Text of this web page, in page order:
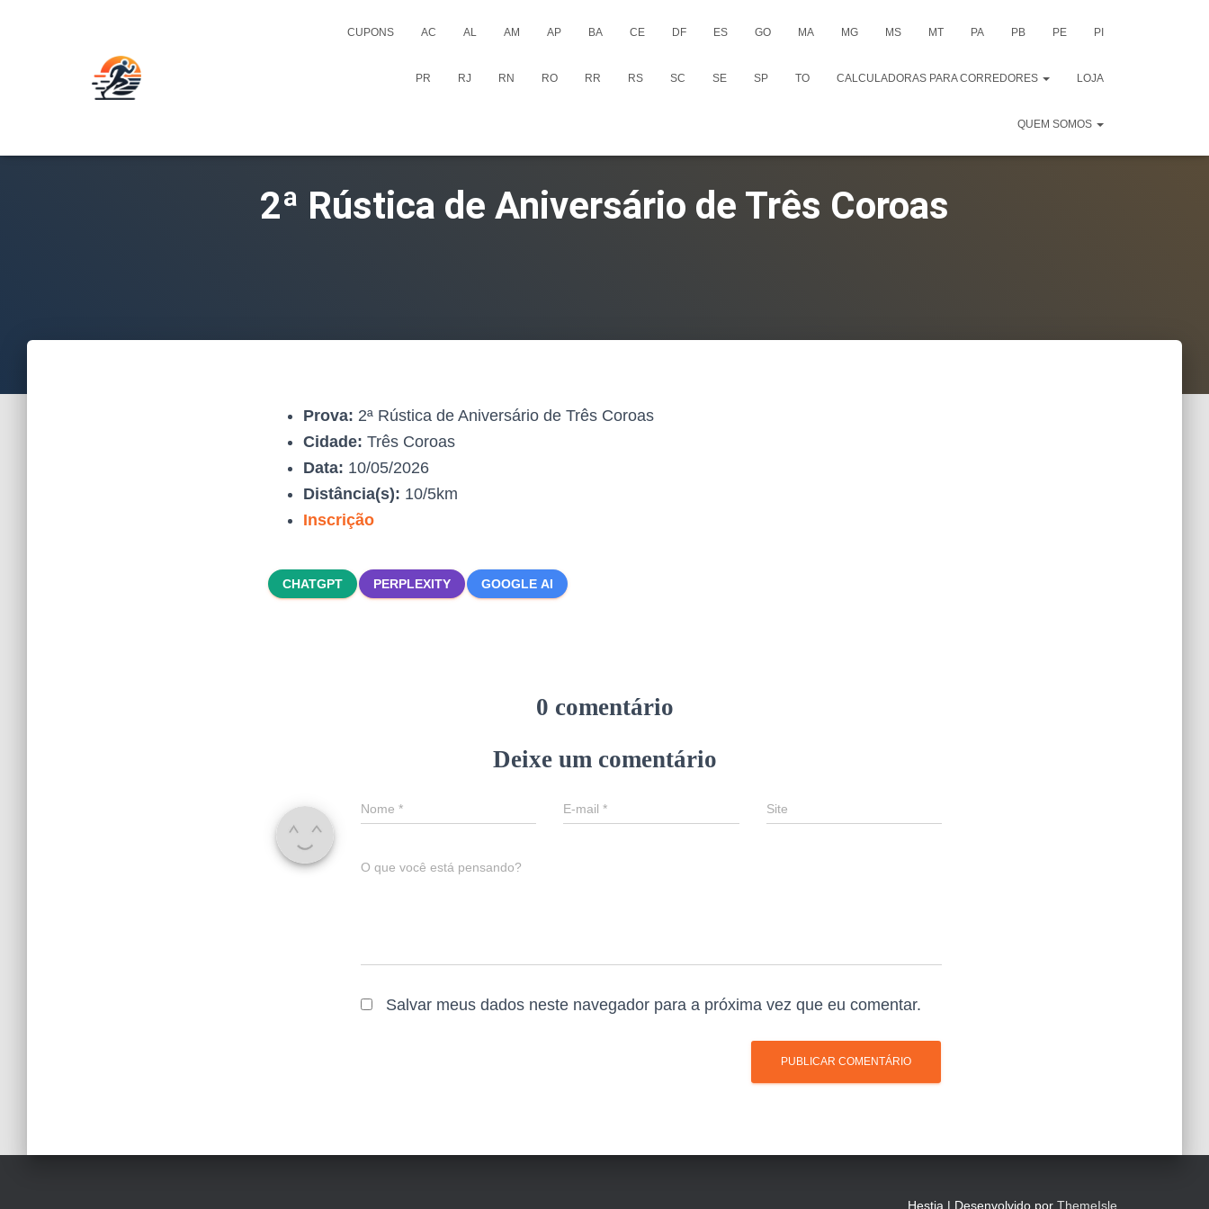
CUPONS AC AL AM AP BA CE DF ES GO MA MG MS MT PA PB PE PI
PR RJ RN RO RR RS SC SE SP TO CALCULADORAS PARA CORREDORES LOJA
QUEM SOMOS
2ª Rústica de Aniversário de Três Coroas
Prova: 2ª Rústica de Aniversário de Três Coroas
Cidade: Três Coroas
Data: 10/05/2026
Distância(s): 10/5km
Inscrição
CHATGPT PERPLEXITY GOOGLE AI
0 comentário
Deixe um comentário
Nome * E-mail* Site
O que você está pensando?
Salvar meus dados neste navegador para a próxima vez que eu comentar.
Hestia | Desenvolvido por ThemeIsle